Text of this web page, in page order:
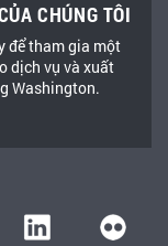
CHÚNG TÔI
để tham gia một
dịch vụ và xuất
Washington.